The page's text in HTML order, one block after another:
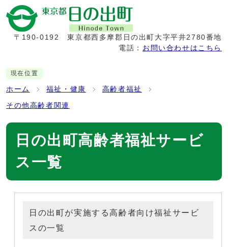
〒190-0192
東京都西多摩郡日の出町大字平井2780番地
電話： お問い合わせはこちら
現在位置
ホーム 福祉・健康 高齢者福祉
その他高齢者関連
日の出町高齢者福祉サービ
ス一覧
日の出町が実施する高齢者向け福祉サービ
スの一覧